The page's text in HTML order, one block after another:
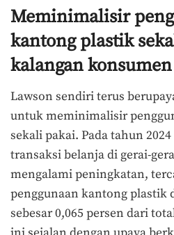
Meminimalisir
kantong plastik
kalangan konsumen
Lawson sendiri terus
untuk meminimalisir
sekali pakai. Pada tahun
transaksi belanja di gerai-
mengalami peningkatan,
penggunaan kantong plastik
sebesar 0,065 persen dari